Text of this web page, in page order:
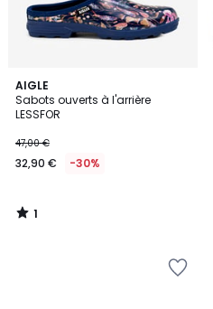
AIGLE
Sabots ouverts à l'arrière
LESSFOR
47,00 €
32,90 € -30%
1
/
5
1
/